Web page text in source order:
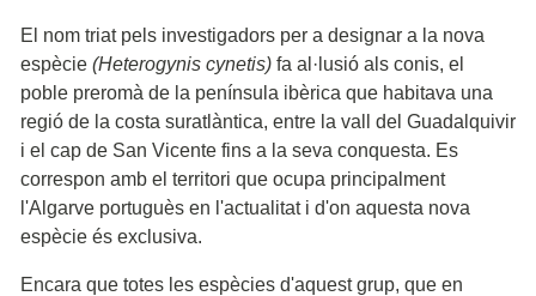
El nom triat pels investigadors per a designar a la nova
espècie (Heterogynis cynetis) fa al·lusió als conis, el
poble preromà de la península ibèrica que habitava una
regió de la costa suratlàntica, entre la vall del Guadalquivir
i el cap de San Vicente fins a la seva conquesta. Es
correspon amb el territori que ocupa principalment
l'Algarve portuguès en l'actualitat i d'on aquesta nova
espècie és exclusiva.
Encara que totes les espècies d'aquest grup, que en